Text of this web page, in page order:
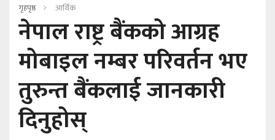
गृहपृष्ठ आर्थिक
नेपाल राष्ट्र बैंकको आग्रह
मोबाइल नम्बर परिवर्तन भए
तुरुन्त बैंकलाई जानकारी
दिनुहोस्